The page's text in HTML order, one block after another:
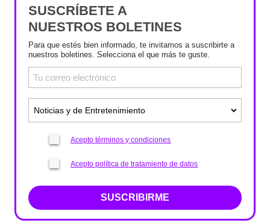
SUSCRÍBETE A
NUESTROS BOLETINES
Para que estés bien informado, te invitamos a suscribirte a
nuestros boletines. Selecciona el que más te guste.
Acepto términos y condiciones
Acepto política de tratamiento de datos
SUSCRIBIRME